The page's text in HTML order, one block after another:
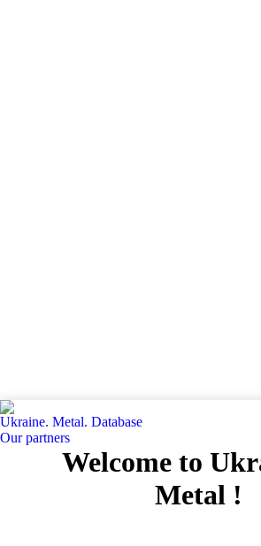
Ukraine. Metal. Database
Our partners
Welcome to
Metal !